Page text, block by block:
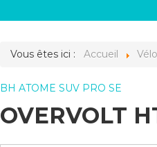
Vous êtes ici : Accueil
BH ATOME SUV PRO SE
OVERVOLT